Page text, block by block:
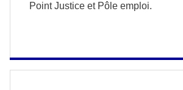
Point Justice et Pôle emploi.